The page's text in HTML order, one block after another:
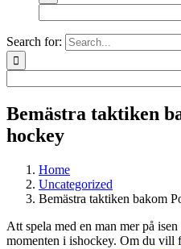
Search for:
Bemästra taktiken
hockey
Home
Uncategorized
Bemästra taktiken bakom
Att spela med en man mer på
momenten i ishockey. Om du vill